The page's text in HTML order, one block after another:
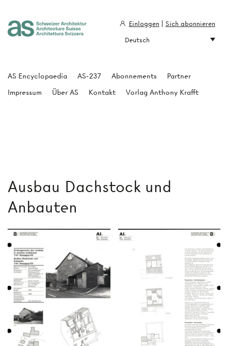
Ausbau Dachstock und
Anbauten
AS Encyclopaedia AS-237 Abonnements
Partner
Impressum
Über AS Kontakt Vorlag Anthony Krafft
Einloggen
Sich abonnieren
Deutsch